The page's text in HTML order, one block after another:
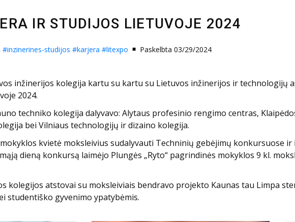
IR STUDIJOS LIETUVOJE 2024
#inzinerines-studijos #karjera #litexpo Paskelbta 03/29/2024
inžinerijos kolegija kartu su kartu su Lietuvos inžinerijos ir technologijų
2024.
techniko kolegija dalyvavo: Alytaus profesinio rengimo centras,
bei Vilniaus technologijų ir dizaino kolegija.
kvietė moksleivius sudalyvauti Techninių gebėjimų konkursuose
dieną konkursą laimėjo Plungės „Ryto“ pagrindinės mokyklos 9 kl.
kolegijos atstovai su moksleiviais bendravo projekto Kaunas tau Limpa
studentiško gyvenimo ypatybėmis.